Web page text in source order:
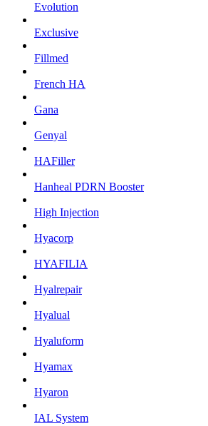
Evolution
Exclusive
Fillmed
French HA
Gana
Genyal
HAFiller
Hanheal PDRN Booster
High Injection
Hyacorp
HYAFILIA
Hyalrepair
Hyalual
Hyaluform
Hyamax
Hyaron
IAL System